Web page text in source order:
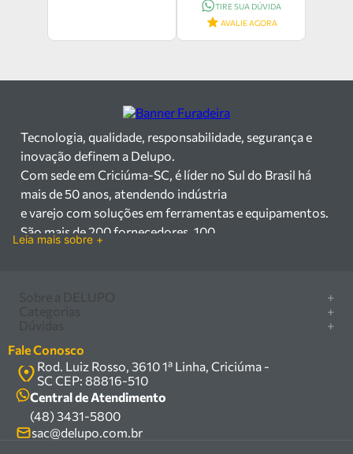
TIRE SUA DÚVIDA
AVALIE AGORA
Tecnologia, qualidade, responsabilidade, segurança e
inovação definem a Delupo.
Com sede em Criciúma-SC, é líder no Sul do Brasil há
mais de 50 anos, atendendo indústria
e varejo com soluções em ferramentas e equipamentos.
São mais de 200 fornecedores, 100
equipamentos industriais no Sul do Brasil. Com sede em
Criciúma – SC, atendemos os
setores industrial e varejista com um amplo portfólio de
produtos à pronta entrega.
Trabalhamos com mais de 200 fornecedores parceiros e
um estoque com mais de
100.000 itens, incluindo máquinas, ferramentas
Leia mais sobre +
+
Marcas
Política de privacidade
Política de entrega
Termos e condições
Fale conosco
+
Serra circular
Compressor
Caixa Organizadora
Carrinho Armazém
Kits
+
Como comprar
Central de ajuda
Troca, devolução e garantia
Fale Conosco
Rod. Luiz Rosso, 3610 1ª Linha, Criciúma -
SC CEP: 88816-510
Central de Atendimento
(48) 3431-5800
sac@delupo.com.br